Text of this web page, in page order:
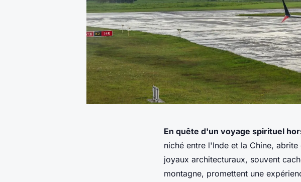
En quête d'un voyage spirituel
niché entre l'Inde et la Chine, abrite
joyaux architecturaux, souvent
montagne, promettent une